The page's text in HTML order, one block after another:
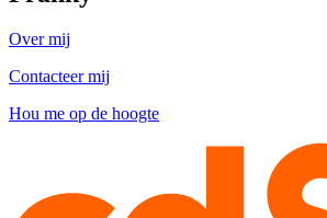
Over mij
Contacteer mij
Hou me op de hoogte